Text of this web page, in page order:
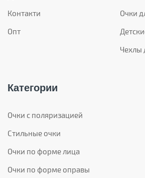
Контакти
Опт
Очки
Чехлы
Категории
Очки с поляризацией
Стильные очки
Очки по форме лица
Очки по форме оправы